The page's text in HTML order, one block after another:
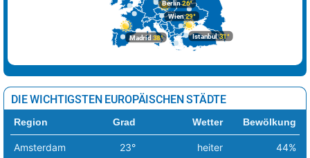
Wien29°
Madrid 38° Istanbul31°
Berlin26°
DIE WICHTIGSTEN EUROPÄISCHEN STÄDTE
Region Grad Wetter Bewölkung
Amsterdam 23° heiter 44%